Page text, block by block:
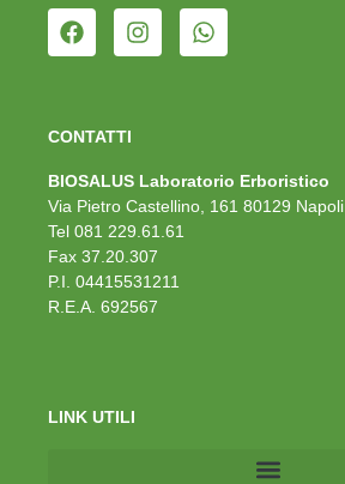
CONTATTI
BIOSALUS Laboratorio Erboristico
Via Pietro Castellino, 161 80129 Napoli
Tel 081 229.61.61
Fax 37.20.307
P.I. 04415531211
R.E.A. 692567
LINK UTILI